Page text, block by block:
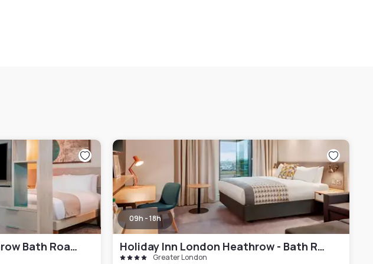
Staybridge Suites Heathrow Bath Road, an IHG Hotel
09h - 18h
Holiday Inn London Heathrow - Bath Road by IHG
Greater London